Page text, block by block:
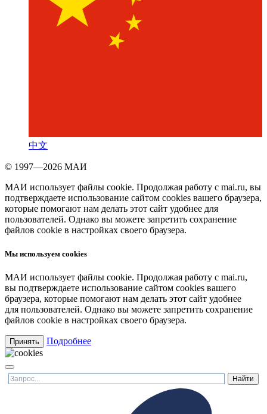
中文
© 1997—2026 МАИ
МАИ использует файлы cookie. Продолжая работу с mai.ru, вы
подтверждаете использование сайтом cookies вашего браузера,
которые помогают нам делать этот сайт удобнее для
пользователей. Однако вы можете запретить сохранение
файлов cookie в настройках своего браузера.
Мы используем cookies
МАИ использует файлы cookie. Продолжая работу с mai.ru,
вы подтверждаете использование сайтом cookies вашего
браузера, которые помогают нам делать этот сайт удобнее
для пользователей. Однако вы можете запретить сохранение
файлов cookie в настройках своего браузера.
Принять Подробнее